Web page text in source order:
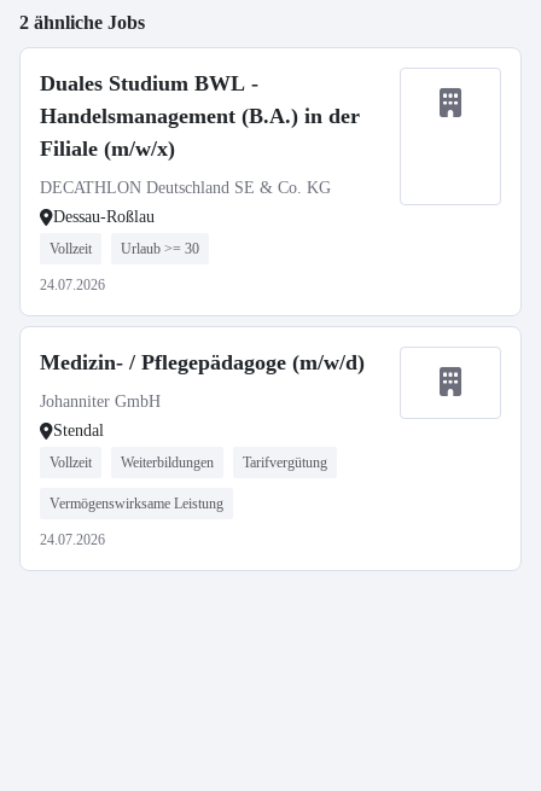
2 ähnliche Jobs
Duales Studium BWL -
Handelsmanagement (B.A.) in der
Filiale (m/w/x)
DECATHLON Deutschland SE & Co. KG
Dessau-Roßlau
Vollzeit Urlaub >= 30
24.07.2026
Medizin- / Pflegepädagoge (m/w/d)
Johanniter GmbH
Stendal
Vollzeit Weiterbildungen Tarifvergütung
Vermögenswirksame Leistung
24.07.2026